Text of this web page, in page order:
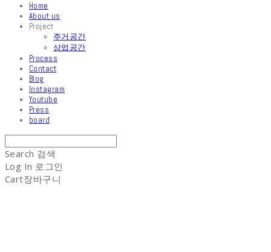
Home
About us
Project
주거공간
상업공간
Process
Contact
Blog
Instagram
Youtube
Press
board
Search 검색
Log In 로그인
Cart장바구니